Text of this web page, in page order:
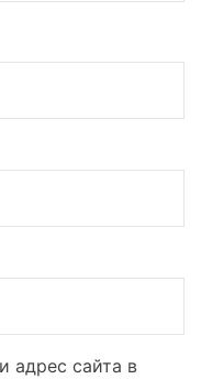
адрес сайта в